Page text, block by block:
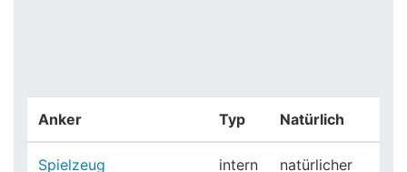
Anker Typ Natürlich
Spielzeug intern
natürlicher